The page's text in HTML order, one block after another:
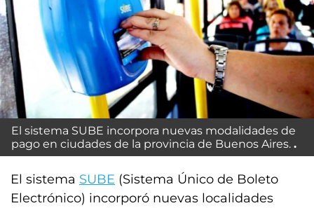
El sistema SUBE incorpora nuevas modalidades de
pago en ciudades de la provincia de Buenos Aires.
El sistema SUBE (Sistema Único de Boleto
Electrónico) incorporó nuevas localidades